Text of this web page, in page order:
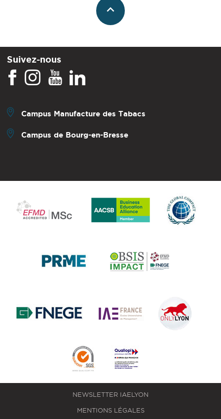
Suivez-nous
Campus Manufacture des Tabacs
Campus de Bourg-en-Bresse
NEWSLETTER IAELYON
MENTIONS LÉGALES